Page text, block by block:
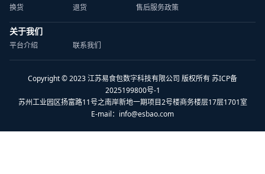
换货 退货 售后服务政策
关于我们
平台介绍 联系我们
Copyright © 2023 江苏易食包数字科技有限公司 版权所有 苏ICP备
2025199800号-1
苏州工业园区扬富路11号之南岸新地一期项目2号楼商务楼层17层1701室
E-mail： info@esbao.com